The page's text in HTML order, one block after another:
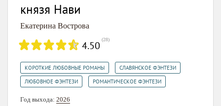
князя Нави
Екатерина Вострова
4.50 (28)
КОРОТКИЕ ЛЮБОВНЫЕ РОМАНЫ СЛАВЯНСКОЕ ФЭНТЕЗИ
ЛЮБОВНОЕ ФЭНТЕЗИ РОМАНТИЧЕСКОЕ ФЭНТЕЗИ
Год выхода: 2026